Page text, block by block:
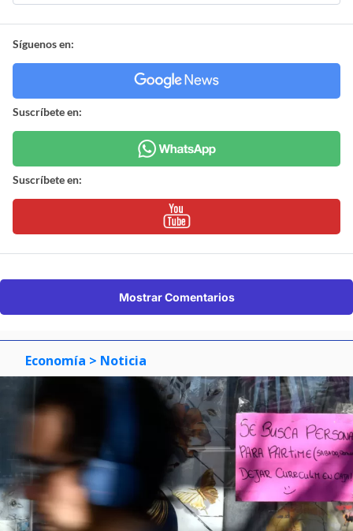
Síguenos en:
Suscríbete en:
Suscríbete en:
Mostrar Comentarios
Economía > Noticia